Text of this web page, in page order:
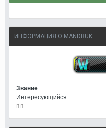
ИНФОРМАЦИЯ О MANDRUK
Звание
Интересующийся